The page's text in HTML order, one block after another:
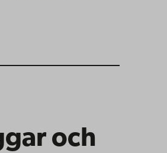
och